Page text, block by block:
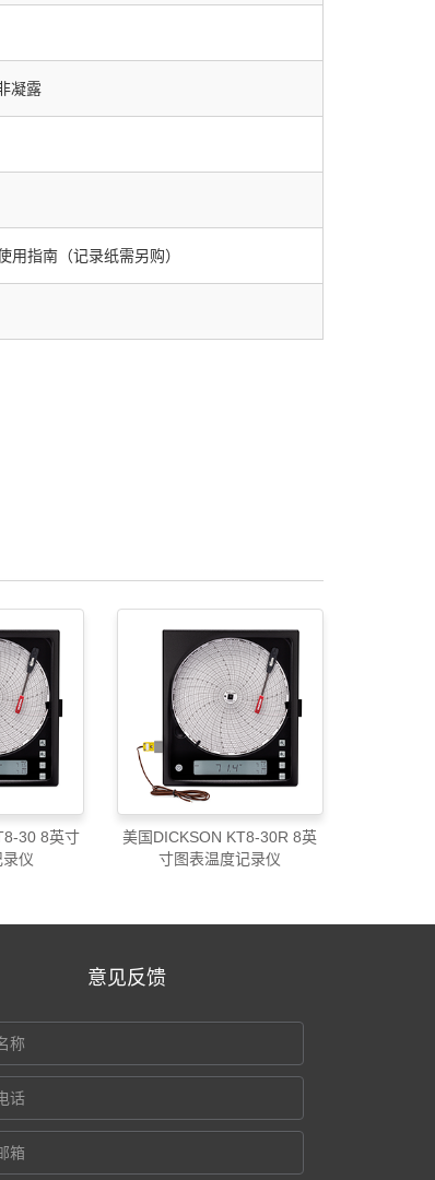
凝露
用指南（记录纸需另购）
30 8英寸
仪
美国DICKSON KT8-30R 8英
寸图表温度记录仪
意见反馈